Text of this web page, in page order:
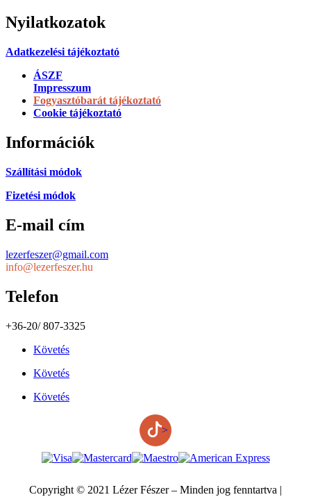
Nyilatkozatok
Adatkezelési tájékoztató
ÁSZF
Impresszum
Fogyasztóbarát tájékoztató
Cookie tájékoztató
Információk
Szállítási módok
Fizetési módok
E-mail cím
lezerfeszer@gmail.com
info@lezerfeszer.hu
Telefon
+36-20/ 807-3325
Követés
Követés
Követés
>
Copyright © 2021 Lézer Fészer – Minden jog fenntartva |